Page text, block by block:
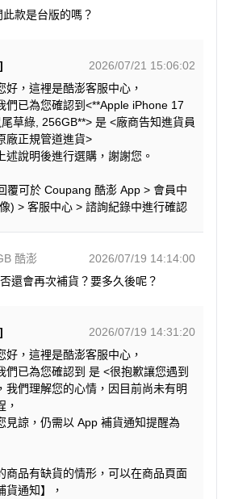
款是台版的嗎？
2026/07/21 15:06:02
好，這裡是酷澎客服中心，
們已為您確認到<**Apple iPhone 17
草綠, 256GB**> 是 <廠商告知進貨員
廠正規管道進貨>
述說明後進行選購，謝謝您。
覆可於 Coupang 酷澎 App > 會員中
) > 客服中心 > 諮詢紀錄中進行確認
酷澎
2026/07/19 14:14:00
還會再次補貨？要多久後呢？
2026/07/19 14:31:20
好，這裡是酷澎客服中心，
們已為您確認到 是 <很抱歉讓您遇到
我們理解您的心情，因目前尚未有明
，
見諒，仍需以 App 補貨通知提醒為
商品有缺貨的情形，可以在商品頁面
貨通知】，